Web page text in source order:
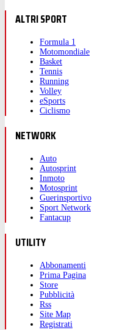
ALTRI SPORT
Formula 1
Motomondiale
Basket
Tennis
Running
Volley
eSports
Ciclismo
NETWORK
Auto
Autosprint
Inmoto
Motosprint
Guerinsportivo
Sport Network
Fantacup
UTILITY
Abbonamenti
Prima Pagina
Store
Pubblicità
Rss
Site Map
Registrati